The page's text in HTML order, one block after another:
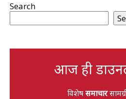
Search
आज ही
विशेषसमाचार